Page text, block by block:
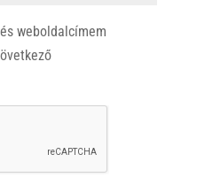
weboldalcímem